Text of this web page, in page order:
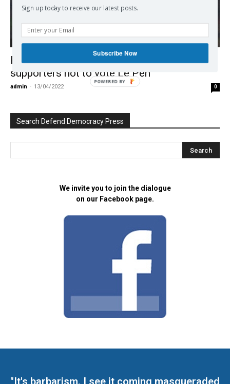
Europe
French far-left candidate Melenchon urges
supporters not to vote Le Pen
admin - 13/04/2022 0
Search Defend Democracy Press
We invite you to join the dialogue
on our Facebook page.
Sign up today to receive our latest posts.
Subscribe Now
POWERED BY